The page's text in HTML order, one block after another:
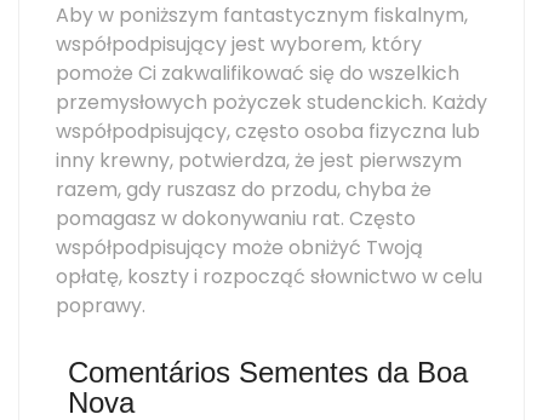
Aby w poniższym fantastycznym fiskalnym,
współpodpisujący jest wyborem, który
pomoże Ci zakwalifikować się do wszelkich
przemysłowych pożyczek studenckich. Każdy
współpodpisujący, często osoba fizyczna lub
inny krewny, potwierdza, że ​​​​jest pierwszym
razem, gdy ruszasz do przodu, chyba że
pomagasz w dokonywaniu rat. Często
współpodpisujący może obniżyć Twoją
opłatę, koszty i rozpocząć słownictwo w celu
poprawy.
Comentários Sementes da Boa
Nova